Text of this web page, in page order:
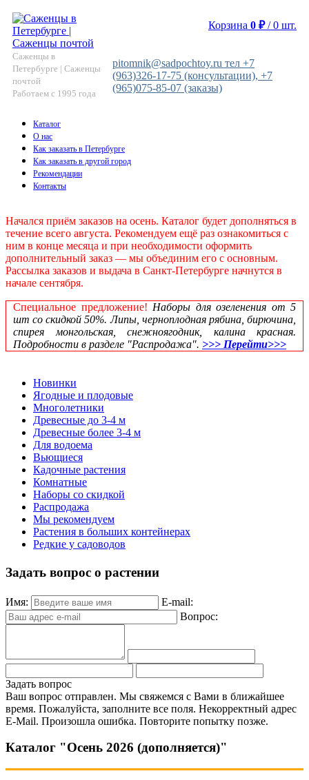
Саженцы в
Петербурге | Саженцы
почтой
Работаем с 1995 года
Корзина 0 ₽ /0 шт.
pitomnik@sadpochtoy.ru тел +7
(963)326-17-75 (консультации), +7
(965)075-85-07 (заказы)
Каталог
О нас
Как заказать в Петербурге
Как заказать в другой город
Рекомендации
Контакты
Начался приём заказов на осень. Каталог будет дополняться в
течение всего августа. Рекомендуем ещё раз ознакомиться с
ним в конце месяца и при необходимости оформить
дополнительный заказ — мы объединим его с основным.
Рассылка заказов и выдача в Санкт‑Петербурге начнутся в
начале сентября.
Специальное предложение! Наборы для озеленения от 5
шт со скидкой 50%. Липы, черноплодная рябина, бирючина,
спирея монгольская, снежноягодник, калина красная.
Подробности в разделе "Распродажа". >>> Перейти>>>
Новинки
Ягодные и плодовые
Многолетники
Древесные до 3-4 м
Древесные более 3-4 м
Для водоема
Вьющиеся
Кадочные растения
Комнатные
Наборы со скидкой
Распродажа
Мы рекомендуем
Растения в больших контейнерах
Редкие у садоводов
Задать вопрос о растении
Имя:
E-mail:
Вопрос:
Задать вопрос
Ваш вопрос отправлен. Мы свяжемся с Вами в ближайшее
время. Пожалуйста, заполните все поля. Некорректный адрес
E-Mail. Произошла ошибка. Повторите попытку позже.
Каталог "Осень 2026 (дополняется)"